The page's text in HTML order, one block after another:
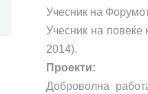
Учесник на
Учесник на повеќе
2014).
Проекти:
Доброволна